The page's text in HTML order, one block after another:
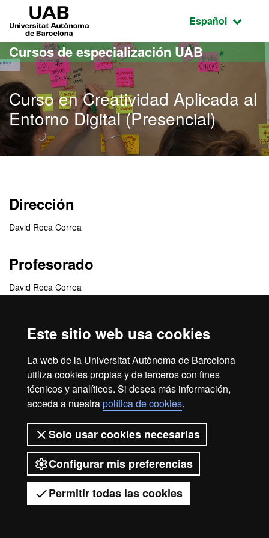
Este sitio web usa cookies
La web de la Universitat Autònoma de Barcelona
utiliza cookies propias y de terceros con fines
técnicos y analíticos. Si desea más información,
acceda a nuestrapolítica de cookies.
Solo usar cookies necesarias
Configurar mis preferencias
Permitir todas las cookies
Acceso al contenido principal
Acceso a la navegación de la página
Idioma
Español
Cursos de especialización UAB
Curso en Creatividad Aplicada al
Entorno Digital (Presencial)
Tienes dudas?
Dirección
David Roca Correa
Profesorado
David Roca Correa
Centros responsables
Comunicación Audiovisual
Aviso legal
Protección de datos
Sobre el web
Accesibilidad web
2026 Universitat Autònoma de
Barcelona